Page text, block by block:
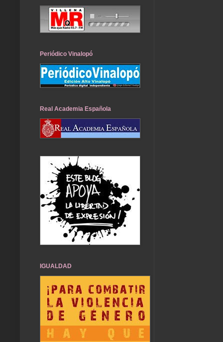
Periódico Vinalopó
Real Academia Española
IGUALDAD